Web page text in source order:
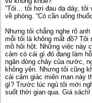
“Tôi… tôi hơi đau dạ dày, tôi
về phòng. “Có cần uống
Nhưng tôi chẳng nghe rõ
mỗi tôi là không mất đồ?
mồ hôi hột. Những việc này
cảm có cái gì đó đang làm
ngăn dòng chảy của nước,
không yên. Nhưng tôi cũng
cái cảm giác miên man này
gì? Trước lúc ngủ tôi mới
suốt thời gian qua. Giá